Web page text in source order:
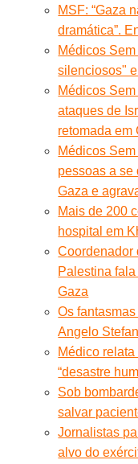
MSF: “Gaza
dramática”.
Médicos
silenciosos"
Médicos
ataques de
retomada em
Médicos
pessoas a se
Gaza e
Mais de 200
hospital em
Coordenador
Palestina
Gaza
Os
Angelo
Médico
“desastre
Sob
salvar
Jornalistas
alvo do